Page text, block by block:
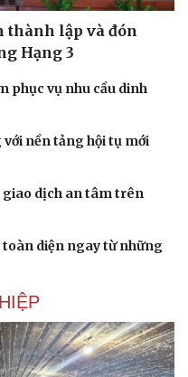
thành lập và đón
Hạng 3
phục vụ nhu cầu dinh
nền tảng hội tụ mới
dịch an tâm trên
diện ngay từ những